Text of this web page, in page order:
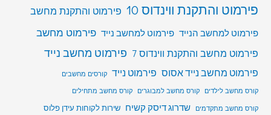
פירמוט והתקנת ווינדוס 10 פירמוט והתקנת מחשב
פירמוט למחשב הנייד פירמוט למחשב נייד פירמוט מחשב
פירמוט מחשב והתקנת ווינדוס 7
פירמוט מחשב נייד
פירמוט מחשב נייד אסוס פירמוט נייד קורסים מחשבים
קורס מחשב לילדים
קורס מחשב למבוגרים
קורס מחשב מתחילים
קורס מחשב מתקדמים
שדרוג דיסק קשיח שירות לקוחות עידן פלוס